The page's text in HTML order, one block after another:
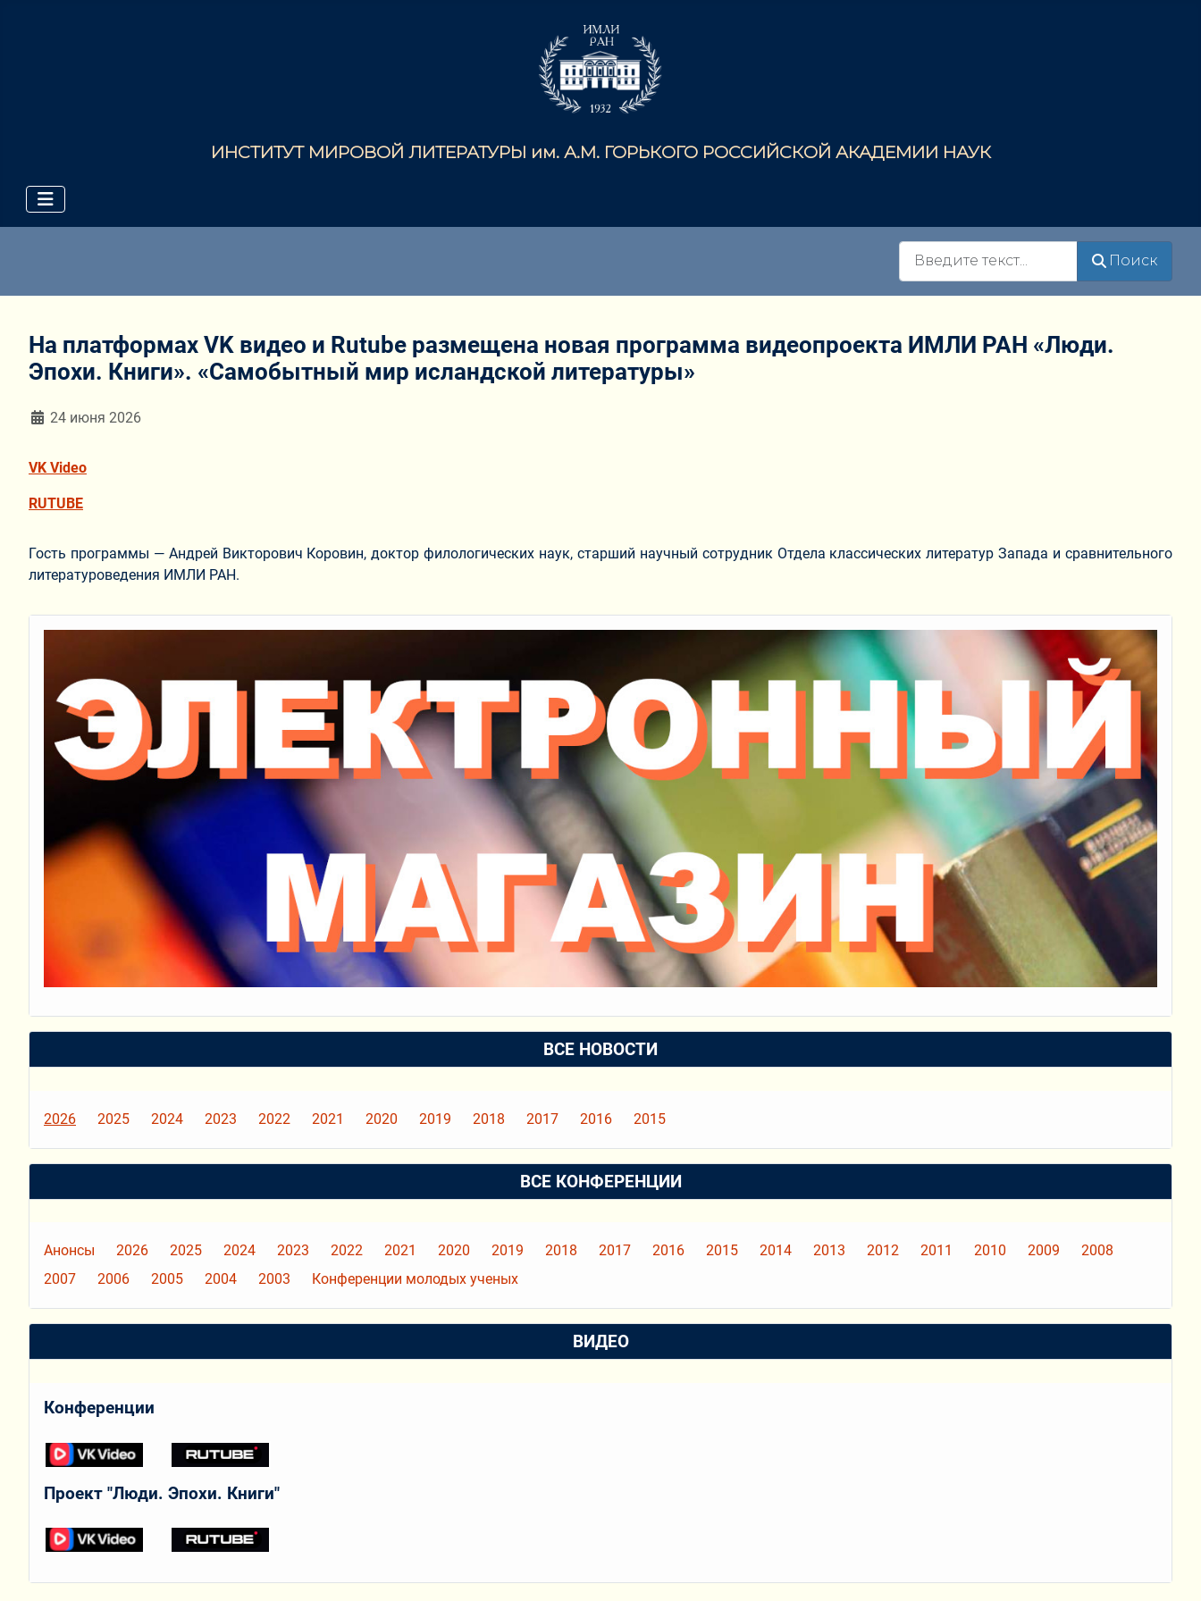
ИНСТИТУТ МИРОВОЙ ЛИТЕРАТУРЫ им. А.М. ГОРЬКОГО РОССИЙСКОЙ АКАДЕМИИ НАУК
Поиск
На платформах VK видео и Rutube размещена новая программа видеопроекта ИМЛИ РАН «Люди.
Эпохи. Книги». «Самобытный мир исландской литературы»
Информация о материале
24 июня 2026
VK Video
RUTUBE
Гость программы — Андрей Викторович Коровин, доктор филологических наук, старший научный сотрудник Отдела классических литератур Запада и сравнительного
литературоведения ИМЛИ РАН.
ВСЕ НОВОСТИ
2026 2025 2024 2023 2022 2021 2020 2019 2018 2017 2016 2015
ВСЕ КОНФЕРЕНЦИИ
Анонсы 2026 2025 2024 2023 2022 2021 2020 2019 2018 2017 2016 2015 2014 2013 2012 2011 2010 2009
2008
2007
2006 2005 2004 2003 Конференции молодых ученых
ВИДЕО
Конференции
Проект "Люди. Эпохи. Книги"